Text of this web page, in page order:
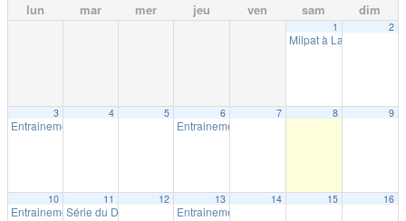
lun mar mer jeu ven sam dim
1
Milpat à La Tuque
2
3
Entrainement extérieur à Shawinigan18:30
4 5 6
Entrainement extérieur à Shawinigan
7 8 9
10
Entrainement extérieur à Shawinigan18:30
11
Série du Diable – Saison 19 – Course # 4
12 13
Entrainement extérieur à Shawinigan
14 15 16